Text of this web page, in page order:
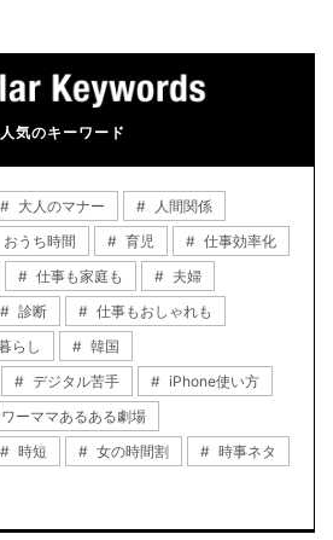
人気のキーワード
大人のマナー
人間関係
おうち時間 育児
仕事効率化
仕事も家庭も
夫婦
診断
仕事もおしゃれも
らし
韓国
デジタル苦手
iPhone使い方
ーママあるある劇場
時短 女の時間割
時事ネタ